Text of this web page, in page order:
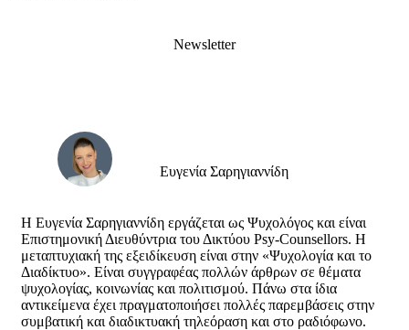
Newsletter
Ευγενία Σαρηγιαννίδη
Η Ευγενία Σαρηγιαννίδη εργάζεται ως Ψυχολόγος και είναι
Επιστημονική Διευθύντρια του Δικτύου Psy-Counsellors. Η
μεταπτυχιακή της εξειδίκευση είναι στην «Ψυχολογία και το
Διαδίκτυο». Είναι συγγραφέας πολλών άρθρων σε θέματα
ψυχολογίας, κοινωνίας και πολιτισμού. Πάνω στα ίδια
αντικείμενα έχει πραγματοποιήσει πολλές παρεμβάσεις στην
συμβατική και διαδικτυακή τηλεόραση και στο ραδιόφωνο.